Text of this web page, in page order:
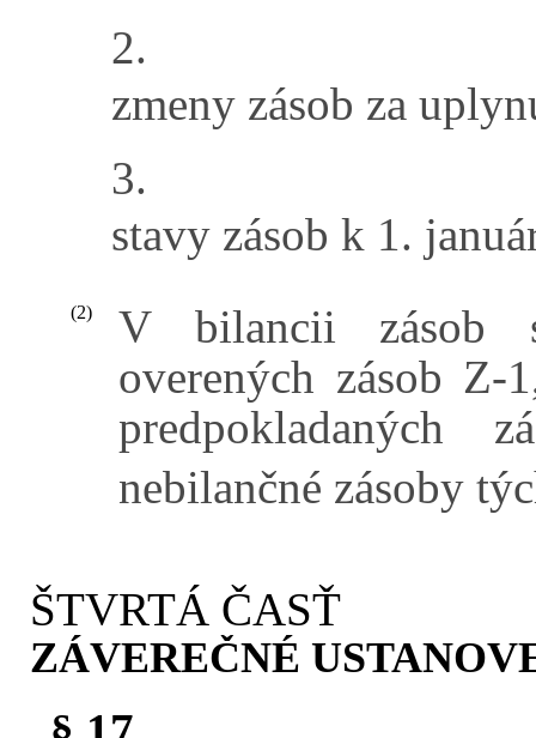
2.
zmeny zásob za
3.
stavy zásob k 1.
(2)
V bilancii zásob
overených zásob Z-
predpokladaných
nebilančné zásoby
ŠTVRTÁ ČASŤ
ZÁVEREČNÉ